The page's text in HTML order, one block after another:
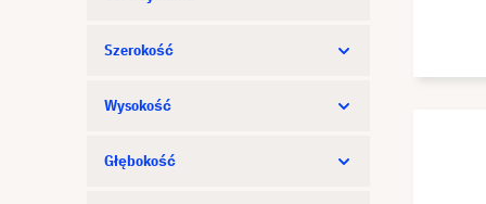
Optoma
Panasonic
Szerokość
Wysokość
Głębokość